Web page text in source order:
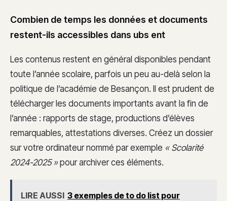
Combien de temps les données et documents
restent-ils accessibles dans ubs ent
Les contenus restent en général disponibles pendant
toute l’année scolaire, parfois un peu au-delà selon la
politique de l’académie de Besançon. Il est prudent de
télécharger les documents importants avant la fin de
l’année : rapports de stage, productions d’élèves
remarquables, attestations diverses. Créez un dossier
sur votre ordinateur nommé par exemple « Scolarité
2024-2025 »pour archiver ces éléments.
LIRE AUSSI 3 exemples de to do list pour